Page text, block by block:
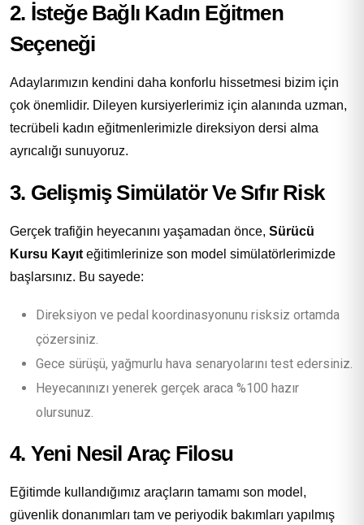
2. İsteğe Bağlı Kadın Eğitmen
Seçeneği
Adaylarımızın kendini daha konforlu hissetmesi bizim için
çok önemlidir. Dileyen kursiyerlerimiz için alanında uzman,
tecrübeli kadın eğitmenlerimizle direksiyon dersi alma
ayrıcalığı sunuyoruz.
3. Gelişmiş Simülatör Ve Sıfır Risk
Gerçek trafiğin heyecanını yaşamadan önce, Sürücü
Kursu Kayıt eğitimlerinize son model simülatörlerimizde
başlarsınız. Bu sayede:
Direksiyon ve pedal koordinasyonunu risksiz ortamda
çözersiniz.
Gece sürüşü, yağmurlu hava senaryolarını test edersiniz.
Heyecanınızı yenerek gerçek araca %100 hazır
olursunuz.
4. Yeni Nesil Araç Filosu
Eğitimde kullandığımız araçların tamamı son model,
güvenlik donanımları tam ve periyodik bakımları yapılmış